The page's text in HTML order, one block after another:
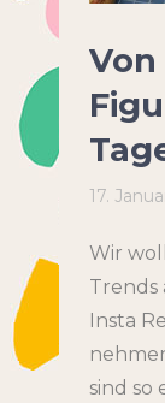
Von
17.
Wir
Trends
Insta
sind so